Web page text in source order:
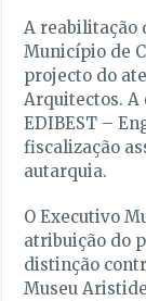
A reabilitação
Município de
projecto do
Arquitectos. A
EDIBEST –
fiscalização
autarquia.
O Executivo
atribuição do
distinção
Museu